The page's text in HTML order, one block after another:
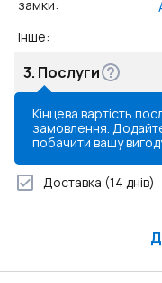
замки:
Інше:
3. Послуги
Кінцева вартість
замовлення.
побачити вашу
Доставка (14 днів)